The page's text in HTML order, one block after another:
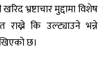
भ्रष्टाचार मुद्दामा विशेष
कि उल्ट्याउने भन्ने
छ।